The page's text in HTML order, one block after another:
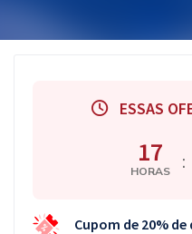
ESSAS
17
HORAS :
Cupom de 20%